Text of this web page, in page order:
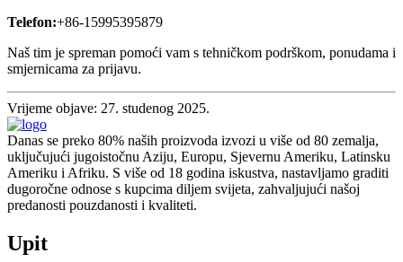
Telefon:+86-15995395879
Naš tim je spreman pomoći vam s tehničkom podrškom, ponudama i
smjernicama za prijavu.
Vrijeme objave: 27. studenog 2025.
Danas se preko 80% naših proizvoda izvozi u više od 80 zemalja,
uključujući jugoistočnu Aziju, Europu, Sjevernu Ameriku, Latinsku
Ameriku i Afriku. S više od 18 godina iskustva, nastavljamo graditi
dugoročne odnose s kupcima diljem svijeta, zahvaljujući našoj
predanosti pouzdanosti i kvaliteti.
Upit